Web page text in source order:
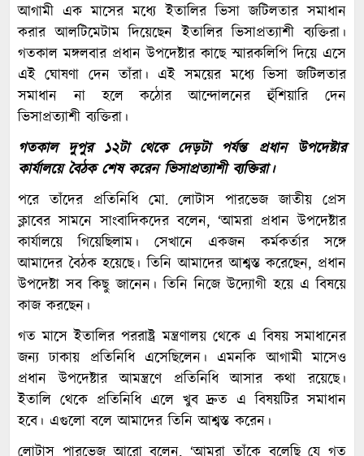
আগামী এক মাসের মধ্যে ইতালির ভিসা জটিলতার সমাধান
করার আলটিমেটাম দিয়েছেন ইতালির ভিসাপ্রত্যাশী ব্যক্তিরা।
গতকাল মঙ্গলবার প্রধান উপদেষ্টার কাছে স্মারকলিপি দিয়ে এসে
এই ঘোষণা দেন তাঁরা। এই সময়ের মধ্যে ভিসা জটিলতার
সমাধান না হলে কঠোর আন্দোলনের হুঁশিয়ারি দেন
ভিসাপ্রত্যাশী ব্যক্তিরা।
গতকাল দুপুর ১২টা থেকে দেড়টা পর্যন্ত প্রধান উপদেষ্টার
কার্যালয়ে বৈঠক শেষ করেন ভিসাপ্রত্যাশী ব্যক্তিরা।
পরে তাঁদের প্রতিনিধি মো. লোটাস পারভেজ জাতীয় প্রেস
ক্লাবের সামনে সাংবাদিকদের বলেন, ‘আমরা প্রধান উপদেষ্টার
কার্যালয়ে গিয়েছিলাম। সেখানে একজন কর্মকর্তার সঙ্গে
আমাদের বৈঠক হয়েছে। তিনি আমাদের আশ্বস্ত করেছেন, প্রধান
উপদেষ্টা সব কিছু জানেন। তিনি নিজে উদ্যোগী হয়ে এ বিষয়ে
কাজ করছেন।
গত মাসে ইতালির পররাষ্ট্র মন্ত্রণালয় থেকে এ বিষয় সমাধানের
জন্য ঢাকায় প্রতিনিধি এসেছিলেন। এমনকি আগামী মাসেও
প্রধান উপদেষ্টার আমন্ত্রণে প্রতিনিধি আসার কথা রয়েছে।
ইতালি থেকে প্রতিনিধি এলে খুব দ্রুত এ বিষয়টির সমাধান
হবে। এগুলো বলে আমাদের তিনি আশ্বস্ত করেন।